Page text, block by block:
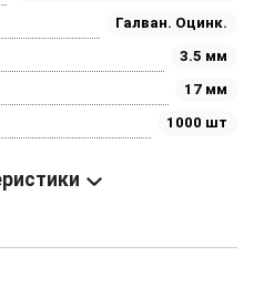
Галван. Оцинк.
3.5 мм
17 мм
1000 шт